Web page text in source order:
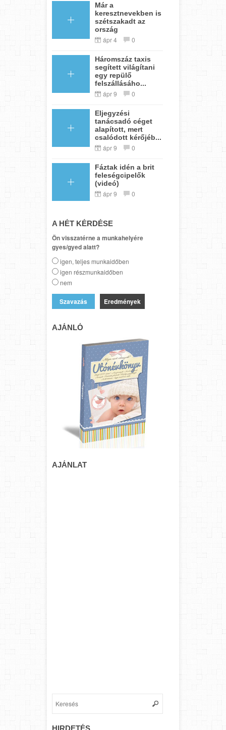
Már a
keresztnevekben is
szétszakadt az
ország
ápr 4 0
Háromszáz taxis
segített világítani
egy repülő
felszállásáho...
ápr 9 0
Eljegyzési
tanácsadó céget
alapított, mert
csalódott kérőjéb...
ápr 9 0
Fáztak idén a brit
feleségcipelők
(videó)
ápr 9 0
A HÉT KÉRDÉSE
Ön visszatérne a munkahelyére
gyes/gyed alatt?
igen, teljes munkaidőben
igen részmunkaidőben
nem
Eredmények
AJÁNLÓ
AJÁNLAT
HIRDETÉS